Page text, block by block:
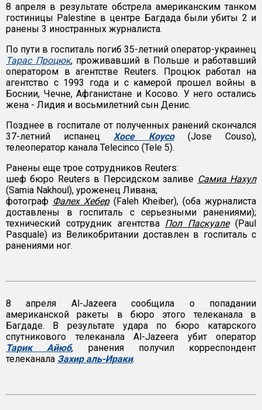
8 апреля в результате обстрела американским танком
гостиницы Palestine в центре Багдада были убиты 2 и
ранены 3 иностранных журналиста.
По пути в госпиталь погиб 35-летний оператор-украинец
Тарас Процюк, проживавший в Польше и работавший
оператором в агентстве Reuters. Процюк работал на
агентство с 1993 года и с камерой прошел войны в
Боснии, Чечне, Афганистане и Косово. У него остались
жена - Лидия и восьмилетний сын Денис.
Позднее в госпитале от полученных ранений скончался
37-летний испанец Хосе Коусо(Jose Couso),
телеоператор канала Telecinco (Tele 5).
Ранены еще трое сотрудников Reuters:
шеф бюро Reuters в Персидском заливе Самиа Нахул
(Samia Nakhoul), уроженец Ливана;
фотограф Фалех Хебер(Faleh Kheiber), (оба журналиста
доставлены в госпиталь с серьезными ранениями);
технический сотрудник агентства Пол Паскуале(Paul
Pasquale) из Великобритании доставлен в госпиталь с
ранениями ног.
8 апреля Al-Jazeera сообщила о попадании
американской ракеты в бюро этого телеканала в
Багдаде. В результате удара по бюро катарского
спутникового телеканала Al-Jazeera убит оператор
Тарик Айюб, ранения получил корреспондент
телеканала Захир аль-Ираки.